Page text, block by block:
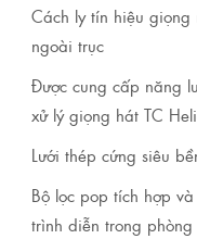
Cách ly tín hiệu
ngoài trục
Được cung cấp năng
xử lý giọng hát TC
Lưới thép cứng siêu
Bộ lọc pop tích hợp
trình diễn trong phòng